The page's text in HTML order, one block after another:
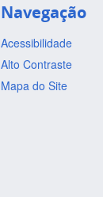
Navegação
Acessibilidade
Alto Contraste
Mapa do Site